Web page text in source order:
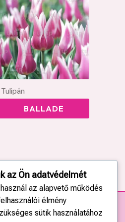
Tulipán
BALLADE
az Ön adatvédelmét
az alapvető működés
élmény
sütik használatához